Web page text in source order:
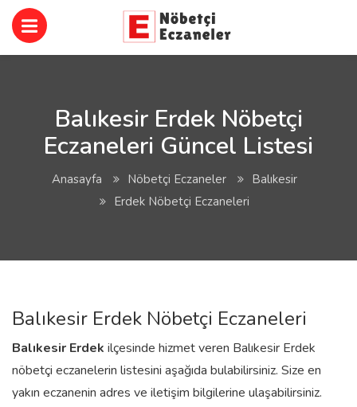
Balıkesir Erdek Nöbetçi
Eczaneleri Güncel Listesi
Anasayfa Nöbetçi Eczaneler
Balıkesir
Erdek Nöbetçi Eczaneleri
Balıkesir Erdek Nöbetçi Eczaneleri
Balıkesir Erdek ilçesinde hizmet veren Balıkesir Erdek
nöbetçi eczanelerin listesini aşağıda bulabilirsiniz. Size en
yakın eczanenin adres ve iletişim bilgilerine ulaşabilirsiniz.